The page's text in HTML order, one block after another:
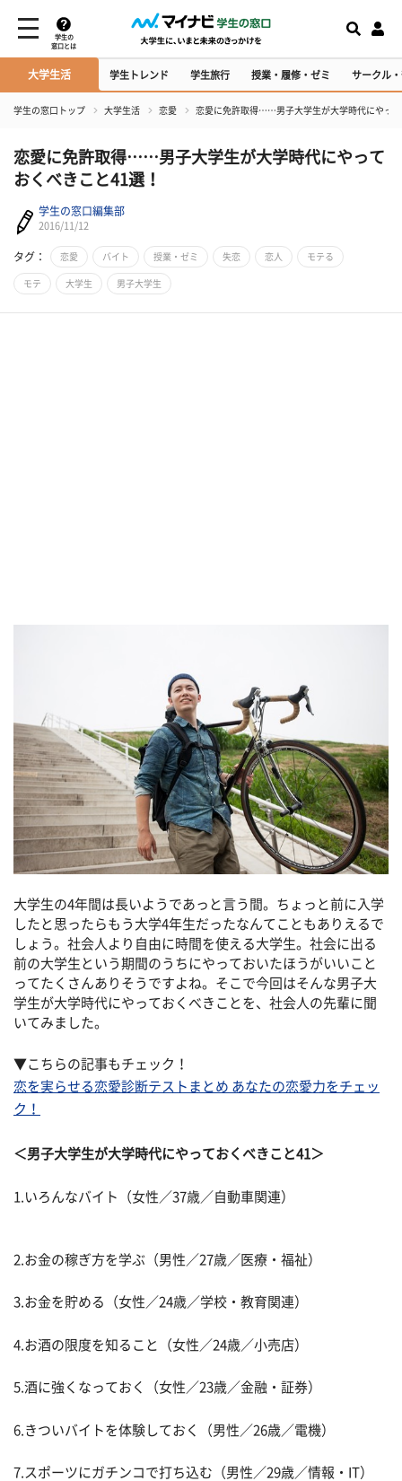
学生の
窓口とは
大学生活 学生トレンド 学生旅行 授業・履修・ゼミ サークル
学生の窓口トップ 大学生活 恋愛 恋愛に免許取得……男子大学生が大学時代にやっ
恋愛に免許取得……男子大学生が大学時代にやって
おくべきこと41選！
学生の窓口編集部
2016/11/12
タグ： 恋愛 バイト 授業・ゼミ 失恋 恋人 モテる
モテ 大学生 男子大学生
大学生の4年間は長いようであっと言う間。ちょっと前に入学
したと思ったらもう大学4年生だったなんてこともありえるで
しょう。社会人より自由に時間を使える大学生。社会に出る
前の大学生という期間のうちにやっておいたほうがいいこと
ってたくさんありそうですよね。そこで今回はそんな男子大
学生が大学時代にやっておくべきことを、社会人の先輩に聞
いてみました。
▼こちらの記事もチェック！
恋を実らせる恋愛診断テストまとめ あなたの恋愛力をチェッ
ク！
＜男子大学生が大学時代にやっておくべきこと41＞
1.いろんなバイト（女性／37歳／自動車関連）
2.お金の稼ぎ方を学ぶ（男性／27歳／医療・福祉）
3.お金を貯める（女性／24歳／学校・教育関連）
4.お酒の限度を知ること（女性／24歳／小売店）
5.酒に強くなっておく（女性／23歳／金融・証券）
6.きついバイトを体験しておく（男性／26歳／電機）
7.スポーツにガチンコで打ち込む（男性／29歳／情報・IT）